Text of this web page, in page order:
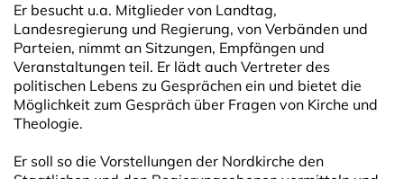
Er besucht u.a. Mitglieder von Landtag,
Landesregierung und Regierung, von Verbänden und
Parteien, nimmt an Sitzungen, Empfängen und
Veranstaltungen teil. Er lädt auch Vertreter des
politischen Lebens zu Gesprächen ein und bietet die
Möglichkeit zum Gespräch über Fragen von Kirche und
Theologie.
Er soll so die Vorstellungen der Nordkirche den